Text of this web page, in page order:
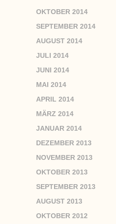
OKTOBER 2014
SEPTEMBER 2014
AUGUST 2014
JULI 2014
JUNI 2014
MAI 2014
APRIL 2014
MÄRZ 2014
JANUAR 2014
DEZEMBER 2013
NOVEMBER 2013
OKTOBER 2013
SEPTEMBER 2013
AUGUST 2013
OKTOBER 2012